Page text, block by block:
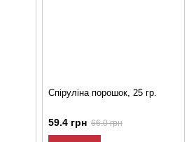
Спіруліна порошок, 25 гр.
59.4 грн 66.0 грн